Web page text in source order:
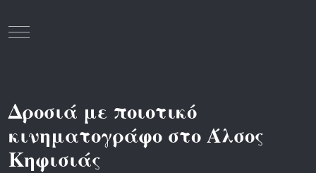
Mobile Menu Toggle
Δροσιά με ποιοτικό
κινηματογράφο στο Άλσος
Κηφισιάς